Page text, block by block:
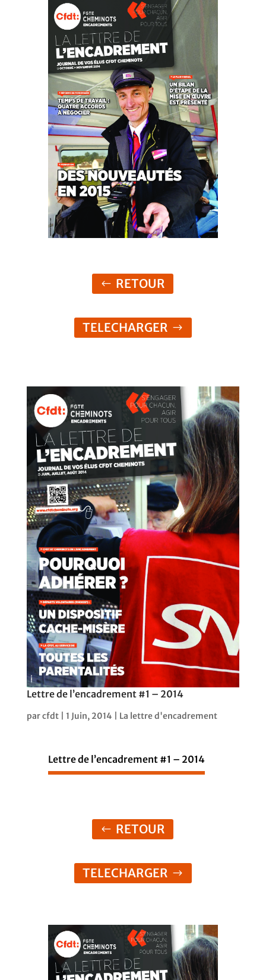
RETOUR
TELECHARGER
Lettre de l’encadrement #1 – 2014
parcfdt| 1 Juin, 2014 La lettre d'encadrement
Lettre de l’encadrement #1 – 2014
RETOUR
TELECHARGER